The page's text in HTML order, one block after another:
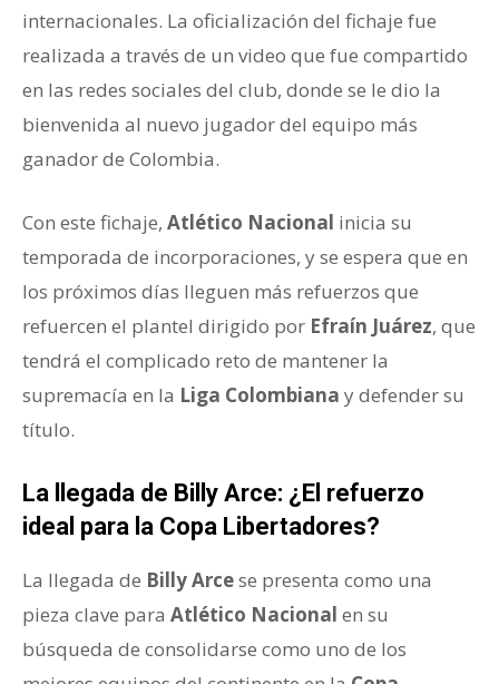
internacionales. La oficialización del fichaje fue
realizada a través de un video que fue compartido
en las redes sociales del club, donde se le dio la
bienvenida al nuevo jugador del equipo más
ganador de Colombia.
Con este fichaje, Atlético Nacional inicia su
temporada de incorporaciones, y se espera que en
los próximos días lleguen más refuerzos que
refuercen el plantel dirigido por Efraín Juárez, que
tendrá el complicado reto de mantener la
supremacía en la Liga Colombiana y defender su
título.
La llegada de Billy Arce: ¿El refuerzo
ideal para la Copa Libertadores?
La llegada de Billy Arcese presenta como una
pieza clave para Atlético Nacional en su
búsqueda de consolidarse como uno de los